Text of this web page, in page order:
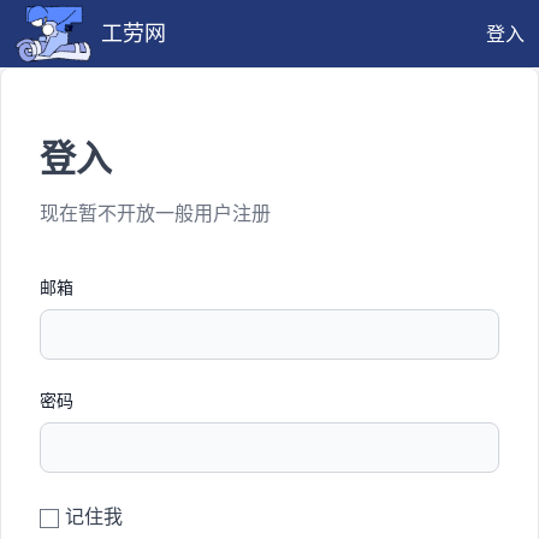
工劳网 登入
登入
现在暂不开放一般用户注册
邮箱
密码
记住我